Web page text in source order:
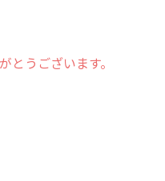
とうございます。